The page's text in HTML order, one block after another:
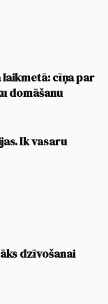
cīņa par
domāšanu
Ik vasaru
dzīvošanai